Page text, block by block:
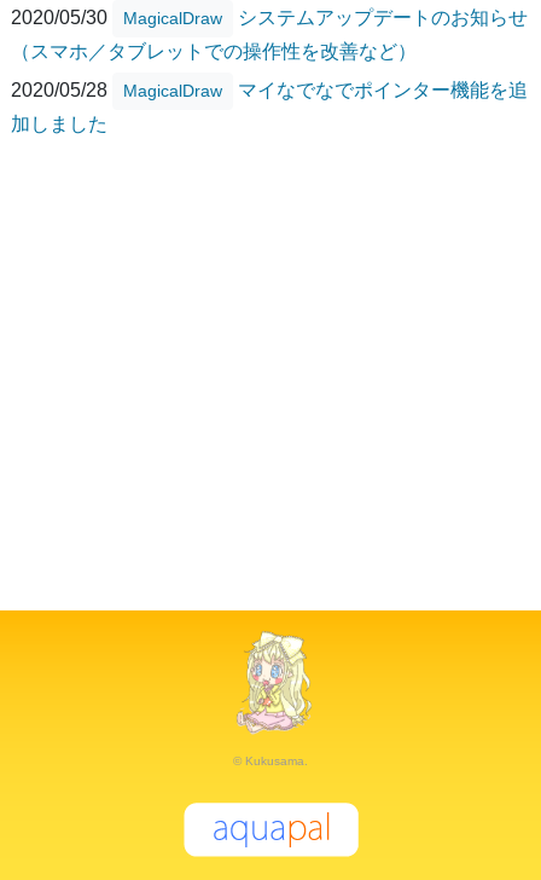
2020/05/30
MagicalDraw
システムアップデートのお知らせ
（スマホ／タブレットでの操作性を改善など）
2020/05/28
MagicalDraw
マイなでなでポインター機能を追
加しました
© Kukusama.